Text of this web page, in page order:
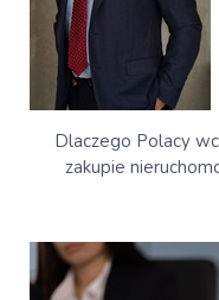
Dlaczego Polacy
zakupie